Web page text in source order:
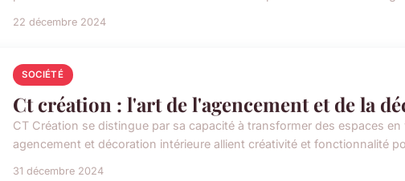
22 décembre 2024
SOCIÉTÉ
Ct création : l'art de l'agencement et de la
CT Création se distingue par sa capacité à transformer des espaces
agencement et décoration intérieure allient créativité et fonctionnalité
31 décembre 2024